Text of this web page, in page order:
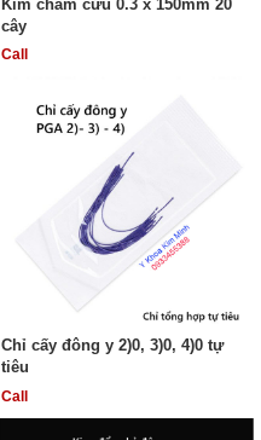
Kim châm cứu 0.3 x 150mm 20
cây
Call
Chỉ cấy đông y 2)0, 3)0, 4)0 tự
tiêu
Call